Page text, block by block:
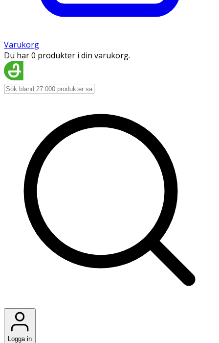
Varukorg
Du har 0 produkter i din varukorg.
Logga in